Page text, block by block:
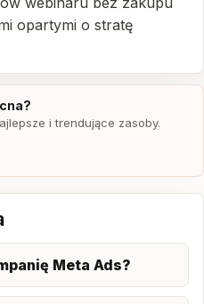
opartymi o stratę
i trendujące zasoby.
Meta Ads?